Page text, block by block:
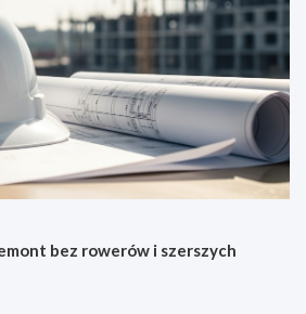
bez rowerów i szerszych